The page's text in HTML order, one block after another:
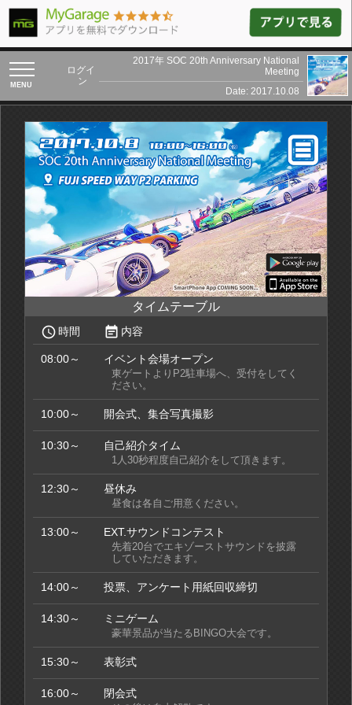
toggle
navigation
ログイ
ン
2017年 SOC 20th Anniversary National
Meeting
Date: 2017.10.08
タイムテーブル
access_time時間 event_note 内容
08:00～ イベント会場オープン
東ゲートよりP2駐車場へ、受付をしてく
ださい。
10:00～ 開会式、集合写真撮影
10:30～ 自己紹介タイム
1人30秒程度自己紹介をして頂きます。
12:30～ 昼休み
昼食は各自ご用意ください。
13:00～ EXT.サウンドコンテスト
先着20台でエキゾーストサウンドを披露
していただきます。
14:00～ 投票、アンケート用紙回収締切
14:30～ ミニゲーム
豪華景品が当たるBINGO大会です。
15:30～ 表彰式
16:00～ 閉会式